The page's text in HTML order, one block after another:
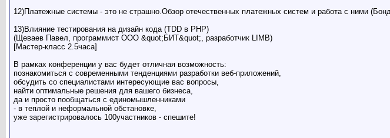
12)Платежные системы - это не страшно.Обзор отечественных платежных систем и работа с ними
13)Влияние тестирования на дизайн кода (TDD в PHP)
(Щеваев Павел, программист ООО &quot;БИТ&quot;, разработчик LIMB)
[Мастер-класс 2.5часа]
В рамках конференции у вас будет отличная возможность:
познакомиться с современными тенденциями разработки веб-приложений,
обсудить со специалистами интересующие вас вопросы,
найти оптимальные решения для вашего бизнеса,
да и просто пообщаться с единомышленниками
- в теплой и неформальной обстановке,
уже зарегистрировалось 100участников - спешите!